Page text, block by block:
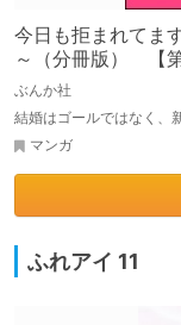
今日も拒まれてま
～（分冊版） 【第
ぶんか社
結婚はゴールではなく、
マンガ
ふれアイ 11